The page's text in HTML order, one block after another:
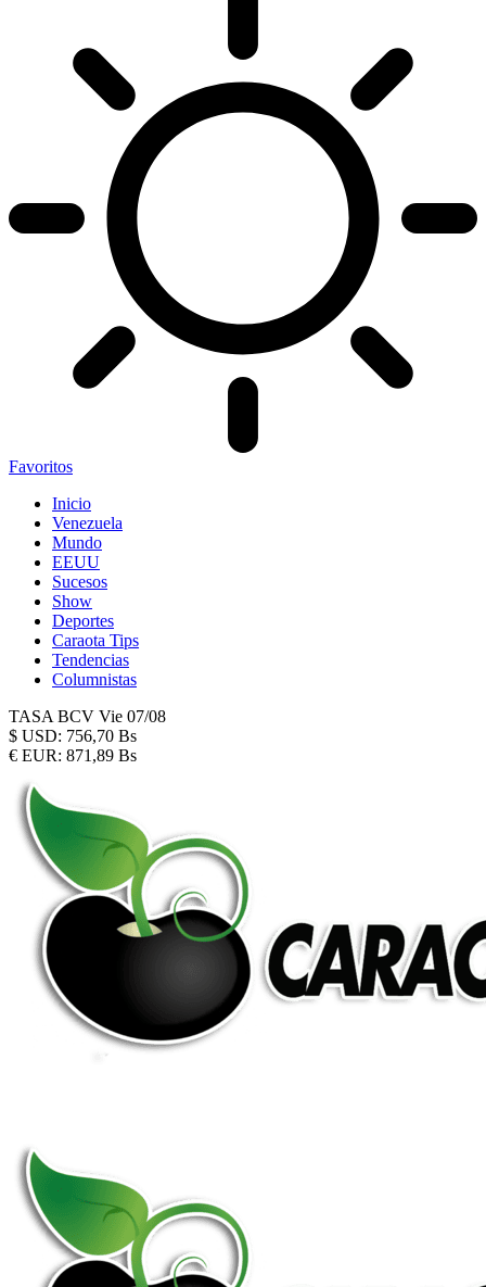
Favoritos
Inicio
Venezuela
Mundo
EEUU
Sucesos
Show
Deportes
Caraota Tips
Tendencias
Columnistas
TASA BCV Vie 07/08
$ USD: 756,70 Bs
€ EUR: 871,89 Bs